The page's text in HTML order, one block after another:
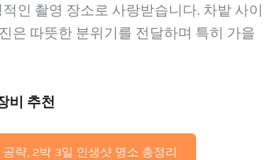
인 촬영 장소로 사랑받습니다. 차밭 사이
은 따뜻한 분위기를 전달하며 특히 가을
비 추천
략, 2박 3일 인생샷 명소 총정리